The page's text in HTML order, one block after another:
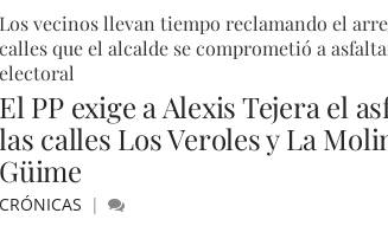
Los vecinos llevan tiempo reclamando el
calles que el alcalde se comprometió a
electoral
El PP exige a Alexis Tejera el
las calles Los Veroles y La
Güime
CRÓNICAS